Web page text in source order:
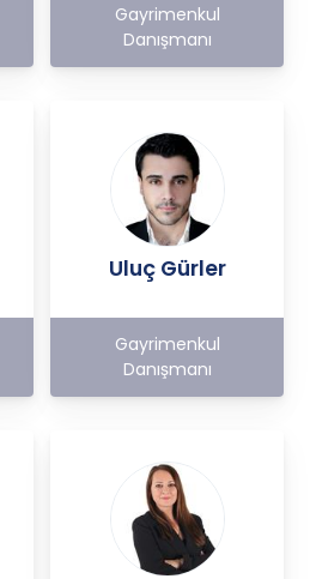
Gayrimenkul
Danışmanı
Uluç Gürler
Gayrimenkul
Danışmanı